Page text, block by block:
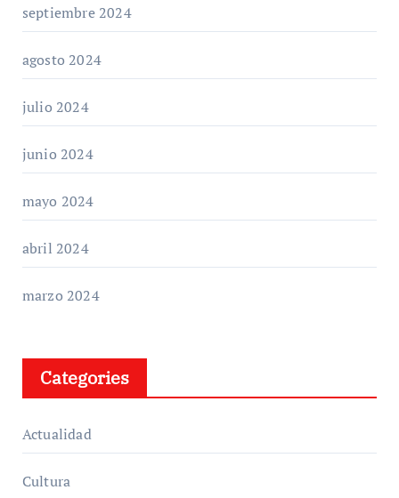
septiembre 2024
agosto 2024
julio 2024
junio 2024
mayo 2024
abril 2024
marzo 2024
Categories
Actualidad
Cultura